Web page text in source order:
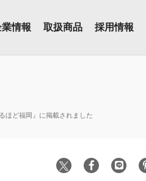
情報 取扱商品 採用情報
ほど福岡』に掲載されました